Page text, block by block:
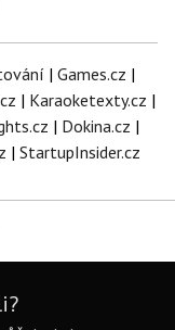
| Games.cz |
| Karaoketexty.cz |
| Dokina.cz |
| StartupInsider.cz